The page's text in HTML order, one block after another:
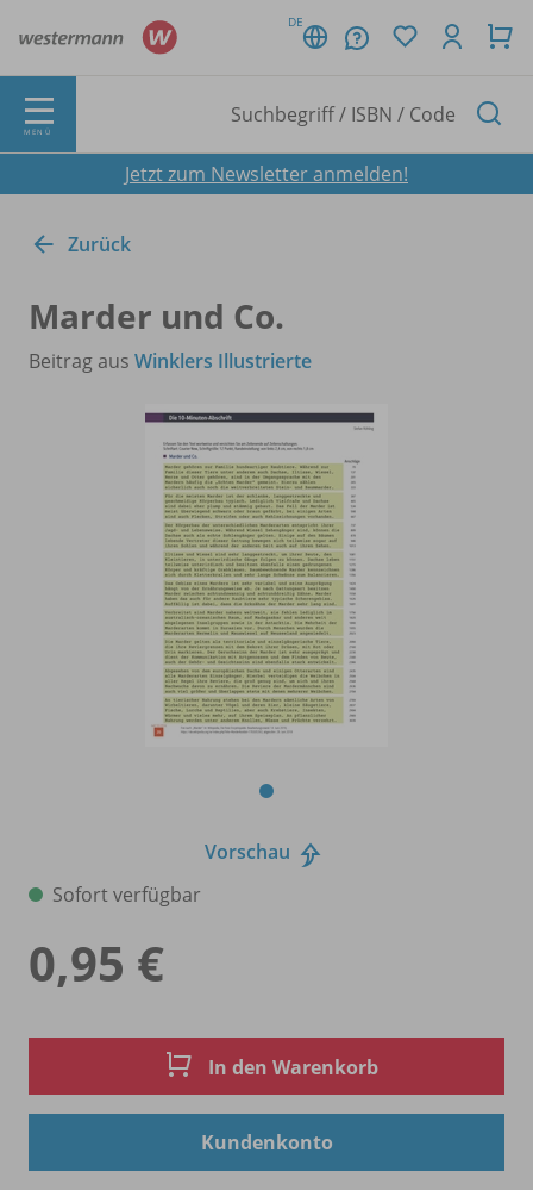
DE
MENÜ
Jetzt zum Newsletter anmelden!
Zurück
Marder und Co.
Beitrag aus Winklers Illustrierte
Vorschau
Sofort verfügbar
0,95 €
In den Warenkorb
Kundenkonto